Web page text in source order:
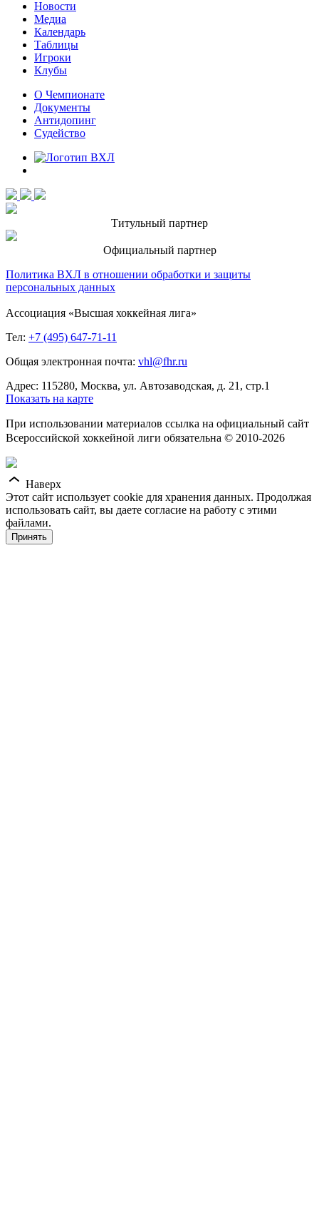
Новости
Медиа
Календарь
Таблицы
Игроки
Клубы
О Чемпионате
Документы
Антидопинг
Судейство
Титульный партнер
Официальный партнер
Политика ВХЛ в отношении обработки и защиты
персональных данных
Ассоциация «Высшая хоккейная лига»
Тел: +7 (495) 647-71-11
Общая электронная почта: vhl@fhr.ru
Адрес: 115280, Москва, ул. Автозаводская, д. 21, стр.1
Показать на карте
При использовании материалов ссылка на официальный сайт
Всероссийской хоккейной лиги обязательна © 2010-2026
Наверх
Этот сайт использует cookie для хранения данных. Продолжая
использовать сайт, вы даете согласие на работу с этими
файлами.
Принять